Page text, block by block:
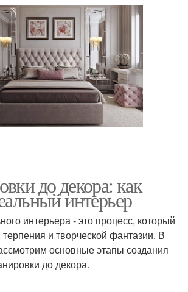
до декора: как
интерьер
интерьера - это процесс, который
и творческой фантазии. В
основные этапы создания
до декора.